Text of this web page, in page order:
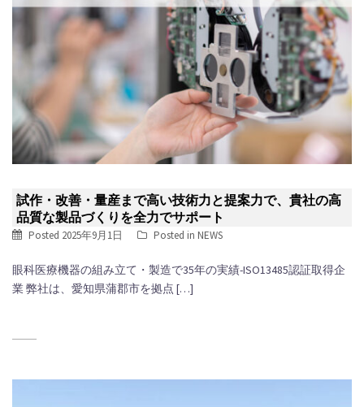
試作・改善・量産まで高い技術力と提案力で、貴社の高
品質な製品づくりを全力でサポート
Posted 2025年9月1日 Posted in NEWS
眼科医療機器の組み立て・製造で35年の実績-ISO13485認証取得企
業 弊社は、愛知県蒲郡市を拠点 […]